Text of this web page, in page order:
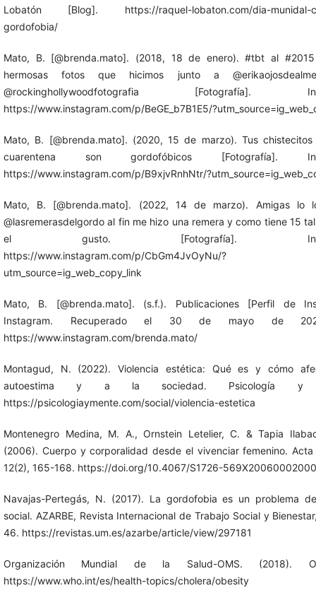
Lobatón [Blog]. https://raquel-lobaton.com/dia-munidal-
gordofobia/
Mato, B. [@brenda.mato]. (2018, 18 de enero). #tbt al
hermosas fotos que hicimos junto a
@rockinghollywoodfotografia [Fotografía].
https://www.instagram.com/p/BeGE_b7B1E5/
Mato, B. [@brenda.mato]. (2020, 15 de marzo). Tus
cuarentena son gordofóbicos [Fotografía].
https://www.instagram.com/p/B9xjvRnhNtr/
Mato, B. [@brenda.mato]. (2022, 14 de marzo). Amigas lo
@lasremerasdelgordo al fin me hizo una remera y como tiene 15
el gusto. [Fotografía].
https://www.instagram.com/p/CbGm4JvOyNu/?
utm_source=ig_web_copy_link
Mato, B. [@brenda.mato]. (s.f.). Publicaciones [Perfil de
Instagram. Recuperado el 30 de mayo de
https://www.instagram.com/brenda.mato/
Montagud, N. (2022). Violencia estética: Qué es y cómo
autoestima y a la sociedad. Psicología y
https://psicologiaymente.com/social/violencia-estetica
Montenegro Medina, M. A., Ornstein Letelier, C. & Tapia
(2006). Cuerpo y corporalidad desde el vivenciar femenino.
12(2), 165-168. https://doi.org/10.4067/S1726-
Navajas-Pertegás, N. (2017). La gordofobia es un problema
social. AZARBE, Revista Internacional de Trabajo Social y
46. https://revistas.um.es/azarbe/article/view/297181
Organización Mundial de la Salud-OMS. (2018).
https://www.who.int/es/health-topics/cholera/obesity